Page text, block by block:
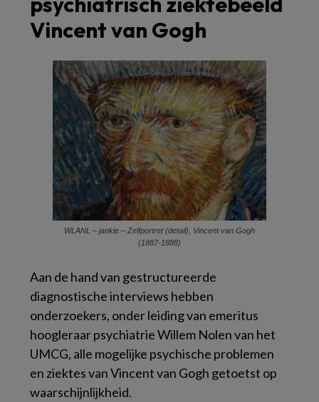
Vincent van Gogh
WLANL – jankie – Zelfportret (detail), Vincent van Gogh
(1887-1888)
Aan de hand van gestructureerde
diagnostische interviews hebben
onderzoekers, onder leiding van emeritus
hoogleraar psychiatrie Willem Nolen van het
UMCG, alle mogelijke psychische problemen
en ziektes van Vincent van Gogh getoetst op
waarschijnlijkheid.